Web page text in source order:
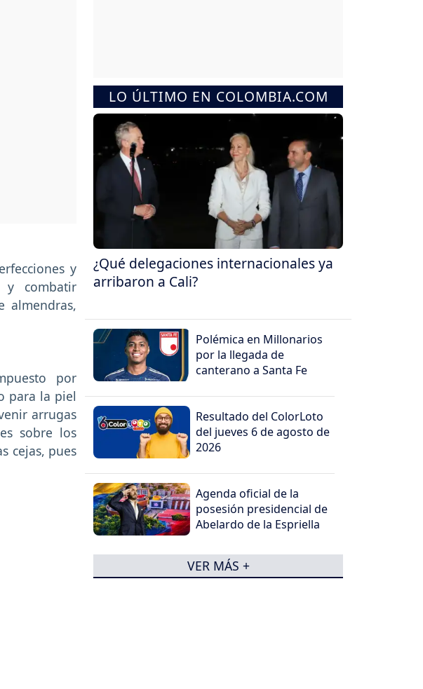
y
combatir
almendras,
por
para la piel
arrugas
sobre los
cejas, pues
LO ÚLTIMO EN COLOMBIA.COM
¿Qué delegaciones internacionales ya
arribaron a Cali?
Polémica en Millonarios
por la llegada de
canterano a Santa Fe
Resultado del ColorLoto
del jueves 6 de agosto de
2026
Agenda oficial de la
posesión presidencial de
Abelardo de la Espriella
VER MÁS +